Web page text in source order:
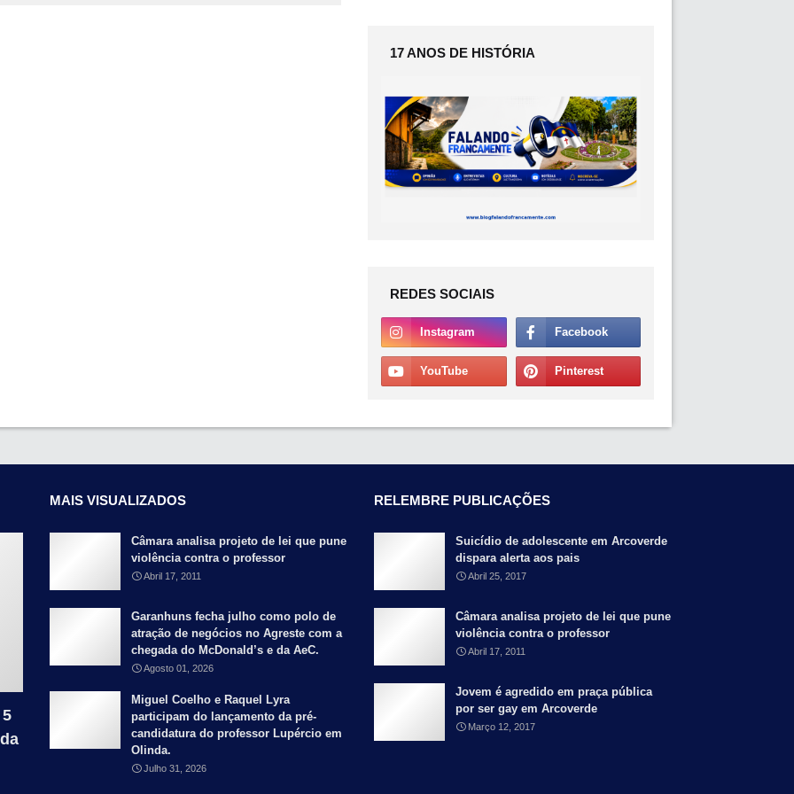
17 ANOS DE HISTÓRIA
REDES SOCIAIS
MAIS VISUALIZADOS
Câmara analisa projeto de lei que pune
violência contra o professor
Abril 17, 2011
Garanhuns fecha julho como polo de
atração de negócios no Agreste com a
chegada do McDonald’s e da AeC.
Agosto 01, 2026
Miguel Coelho e Raquel Lyra
participam do lançamento da pré-
candidatura do professor Lupércio em
Olinda.
Julho 31, 2026
RELEMBRE PUBLICAÇÕES
Suicídio de adolescente em Arcoverde
dispara alerta aos pais
Abril 25, 2017
Câmara analisa projeto de lei que pune
violência contra o professor
Abril 17, 2011
Jovem é agredido em praça pública
por ser gay em Arcoverde
Março 12, 2017